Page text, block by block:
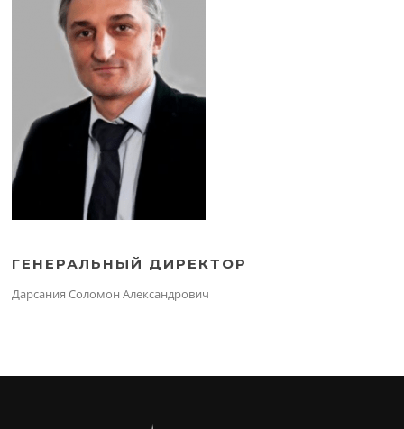
ГЕНЕРАЛЬНЫЙ ДИРЕКТОР
Дарсания Соломон Александрович